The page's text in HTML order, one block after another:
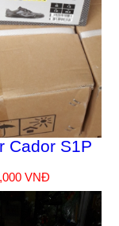
Cador S1P
VNĐ